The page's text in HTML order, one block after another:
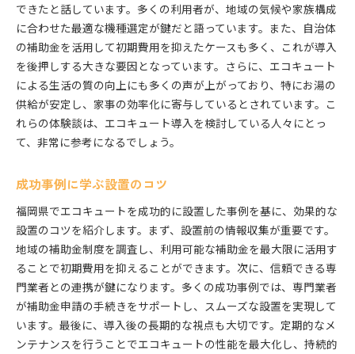
できたと話しています。多くの利用者が、地域の気候や家族構成
に合わせた最適な機種選定が鍵だと語っています。また、自治体
の補助金を活用して初期費用を抑えたケースも多く、これが導入
を後押しする大きな要因となっています。さらに、エコキュート
による生活の質の向上にも多くの声が上がっており、特にお湯の
供給が安定し、家事の効率化に寄与しているとされています。こ
れらの体験談は、エコキュート導入を検討している人々にとっ
て、非常に参考になるでしょう。
成功事例に学ぶ設置のコツ
福岡県でエコキュートを成功的に設置した事例を基に、効果的な
設置のコツを紹介します。まず、設置前の情報収集が重要です。
地域の補助金制度を調査し、利用可能な補助金を最大限に活用す
ることで初期費用を抑えることができます。次に、信頼できる専
門業者との連携が鍵になります。多くの成功事例では、専門業者
が補助金申請の手続きをサポートし、スムーズな設置を実現して
います。最後に、導入後の長期的な視点も大切です。定期的なメ
ンテナンスを行うことでエコキュートの性能を最大化し、持続的